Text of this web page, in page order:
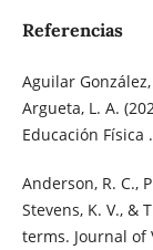
Referencias
Aguilar González,
Argueta, L. A.
Educación
Anderson, R. C.,
Stevens, K. V., &
terms. Journal of